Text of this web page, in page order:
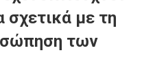
σχετικά με τη
των